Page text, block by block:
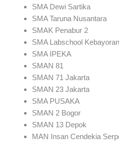
SMA Dewi Sartika
SMA Taruna Nusantara
SMAK Penabur 2
SMA Labschool Kebayoran
SMA IPEKA
SMAN 81
SMAN 71 Jakarta
SMAN 23 Jakarta
SMA PUSAKA
SMAN 2 Bogor
SMAN 13 Depok
MAN Insan Cendekia